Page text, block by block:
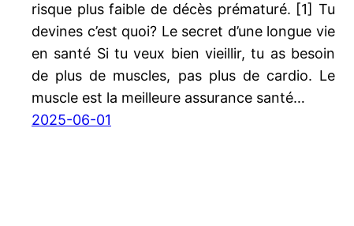
risque plus faible de décès prématuré. [1] Tu
devines c’est quoi? Le secret d’une longue vie
en santé Si tu veux bien vieillir, tu as besoin
de plus de muscles, pas plus de cardio. Le
muscle est la meilleure assurance santé…
2025-06-01